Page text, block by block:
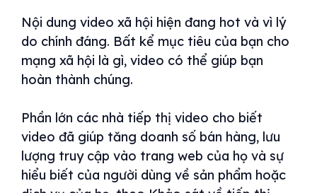
Nội dung video xã hội hiện đang hot và vì lý
do chính đáng. Bất kể mục tiêu của bạn cho
mạng xã hội là gì, video có thể giúp bạn
hoàn thành chúng.
Phần lớn các nhà tiếp thị video cho biết
video đã giúp tăng doanh số bán hàng, lưu
lượng truy cập vào trang web của họ và sự
hiểu biết của người dùng về sản phẩm hoặc